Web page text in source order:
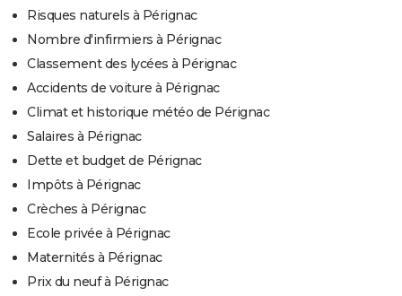
Risques naturels à Pérignac
Nombre d'infirmiers à Pérignac
Classement des lycées à Pérignac
Accidents de voiture à Pérignac
Climat et historique météo de Pérignac
Salaires à Pérignac
Dette et budget de Pérignac
Impôts à Pérignac
Crèches à Pérignac
Ecole privée à Pérignac
Maternités à Pérignac
Prix du neuf à Pérignac